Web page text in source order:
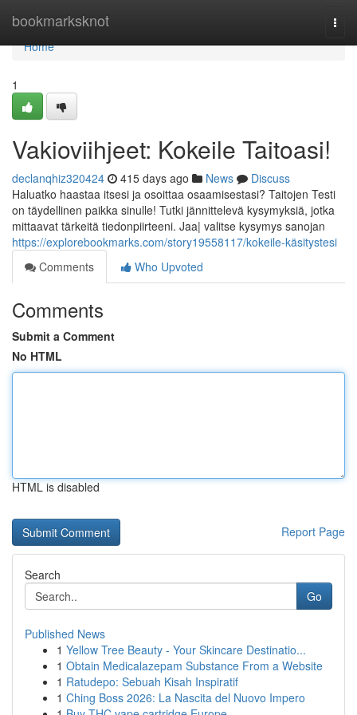
bookmarksknot
Home
Home
1
Vakioviihjeet: Kokeile Taitoasi!
declanqhiz320424 415 days ago News
Discuss
Haluatko haastaa itsesi ja osoittaa osaamisestasi? Taitojen Testi
on täydellinen paikka sinulle! Tutki jännittelevä kysymyksiä, jotka
mittaavat tärkeitä tiedonpiirteeni. Jaa| valitse kysymys sanojan
https://explorebookmarks.com/story19558117/kokeile-käsitystesi
Comments
Who Upvoted
Comments
Submit a Comment
No HTML
HTML is disabled
Report Page
Search
Go
Published News
1 Yellow Tree Beauty - Your Skincare Destinatio...
1 Obtain Medicalazepam Substance From a Website
1 Ratudepo: Sebuah Kisah Inspiratif
1 Ching Boss 2026: La Nascita del Nuovo Impero